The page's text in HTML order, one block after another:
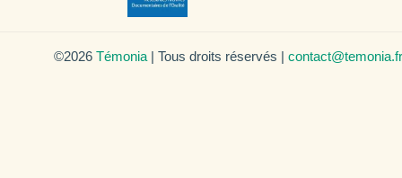
©2026 Témonia | Tous droits réservés | contact@temonia.fr